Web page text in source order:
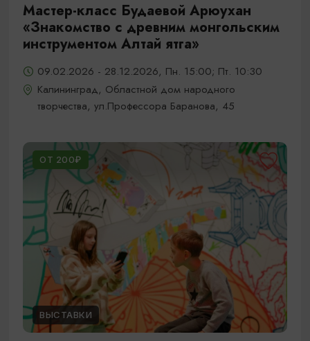
Мастер-класс Будаевой Арюухан
«Знакомство с древним монгольским
инструментом Алтай ятга»
09.02.2026 - 28.12.2026, Пн. 15:00; Пт. 10:30
Калининград, Областной дом народного
творчества, ул.Профессора Баранова, 45
ОТ 200₽
ВЫСТАВКИ